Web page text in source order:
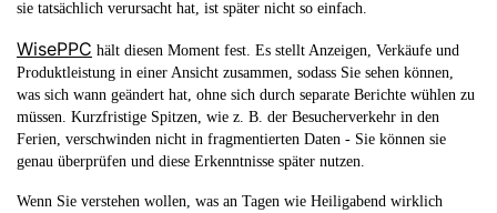
sie tatsächlich verursacht hat, ist später nicht so einfach.
WisePPC hält diesen Moment fest. Es stellt Anzeigen, Verkäufe und
Produktleistung in einer Ansicht zusammen, sodass Sie sehen können,
was sich wann geändert hat, ohne sich durch separate Berichte wühlen zu
müssen. Kurzfristige Spitzen, wie z. B. der Besucherverkehr in den
Ferien, verschwinden nicht in fragmentierten Daten - Sie können sie
genau überprüfen und diese Erkenntnisse später nutzen.
Wenn Sie verstehen wollen, was an Tagen wie Heiligabend wirklich